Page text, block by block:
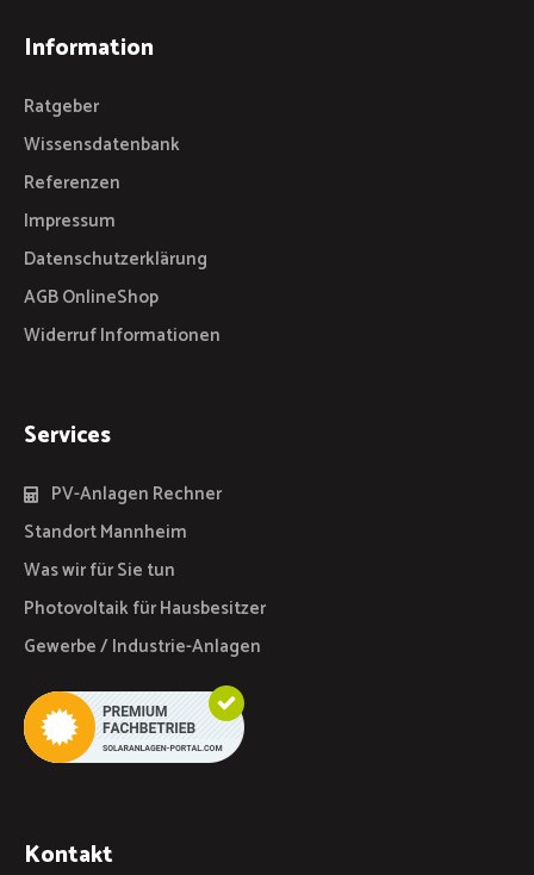
Information
Ratgeber
Wissensdatenbank
Referenzen
Impressum
Datenschutzerklärung
AGB OnlineShop
Widerruf Informationen
Services
PV-Anlagen Rechner
Standort Mannheim
Was wir für Sie tun
Photovoltaik für Hausbesitzer
Gewerbe / Industrie-Anlagen
Kontakt